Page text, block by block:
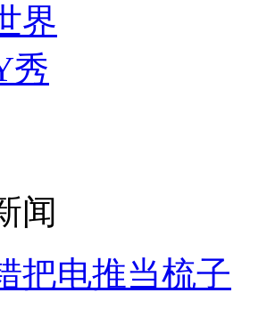
急速倒车逃窜
界
秀
闻
把电推当梳子